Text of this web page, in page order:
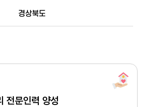
경상북도
전문인력 양성